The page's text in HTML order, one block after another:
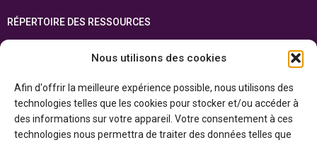
Nous utilisons des cookies
Afin d'offrir la meilleure expérience possible, nous utilisons des
technologies telles que les cookies pour stocker et/ou accéder à
des informations sur votre appareil. Votre consentement à ces
technologies nous permettra de traiter des données telles que
RÉPERTOIRE DES RESSOURCES
ENGLISH
Cette ressource est réalisée grâce au soutien financier du gouvernement de
l’Ontario et du gouvernement duCanada par l’entremise du ministère du